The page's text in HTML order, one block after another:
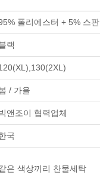
폴리에스터 + 5% 스판
랙
/ 가을
앤조이 협력업체
국
은 색상끼리 찬물세탁